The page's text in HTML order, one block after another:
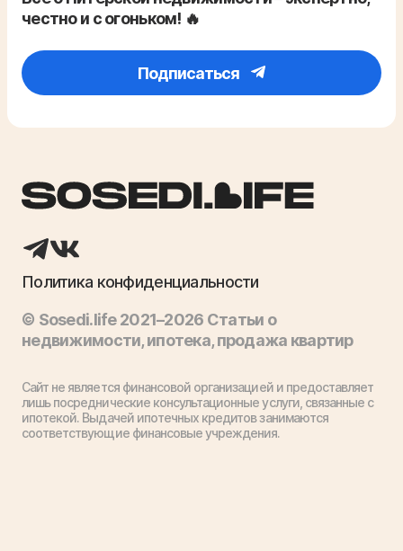
честно и с огоньком! 🔥
Подписаться
Политика конфиденциальности
© Sosedi.life 2021–2026 Статьи о
недвижимости, ипотека, продажа квартир
Сайт не является финансовой организацией и предоставляет
лишь посреднические консультационные услуги, связанные с
ипотекой. Выдачей ипотечных кредитов занимаются
соответствующие финансовые учреждения.